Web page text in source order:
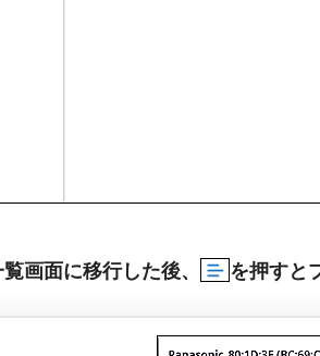
画面に移行した後、
を押すと